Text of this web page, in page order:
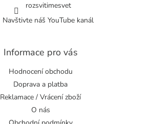
rozsvitimesvet
Navštivte náš YouTube kanál
Informace pro vás
Hodnocení obchodu
Doprava a platba
Reklamace / Vrácení zboží
O nás